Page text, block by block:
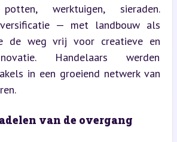
potten, werktuigen, sieraden.
— met landbouw als
de weg vrij voor creatieve en
Handelaars werden
in een groeiend netwerk van
van de overgang